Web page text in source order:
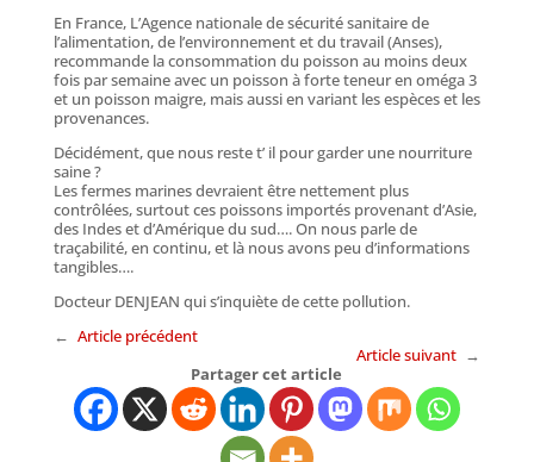
En France, L’Agence nationale de sécurité sanitaire de
l’alimentation, de l’environnement et du travail (Anses),
recommande la consommation du poisson au moins deux
fois par semaine avec un poisson à forte teneur en oméga 3
et un poisson maigre, mais aussi en variant les espèces et les
provenances.
Décidément, que nous reste t’ il pour garder une nourriture
saine ?
Les fermes marines devraient être nettement plus
contrôlées, surtout ces poissons importés provenant d’Asie,
des Indes et d’Amérique du sud…. On nous parle de
traçabilité, en continu, et là nous avons peu d’informations
tangibles….
Docteur DENJEAN qui s’inquiète de cette pollution.
← Article précédent
Article suivant →
Partager cet article